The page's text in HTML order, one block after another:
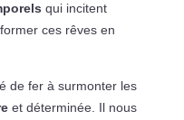
qui incitent
ces rêves en
de fer à surmonter les
et déterminée. Il nous